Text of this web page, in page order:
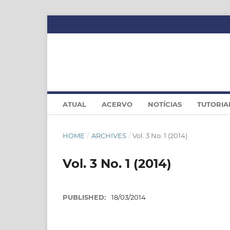
ATUAL ACERVO NOTÍCIAS
HOME / ARCHIVES / Vol. 3 No. 1 (2014)
Vol. 3 No. 1 (2014)
PUBLISHED: 18/03/2014